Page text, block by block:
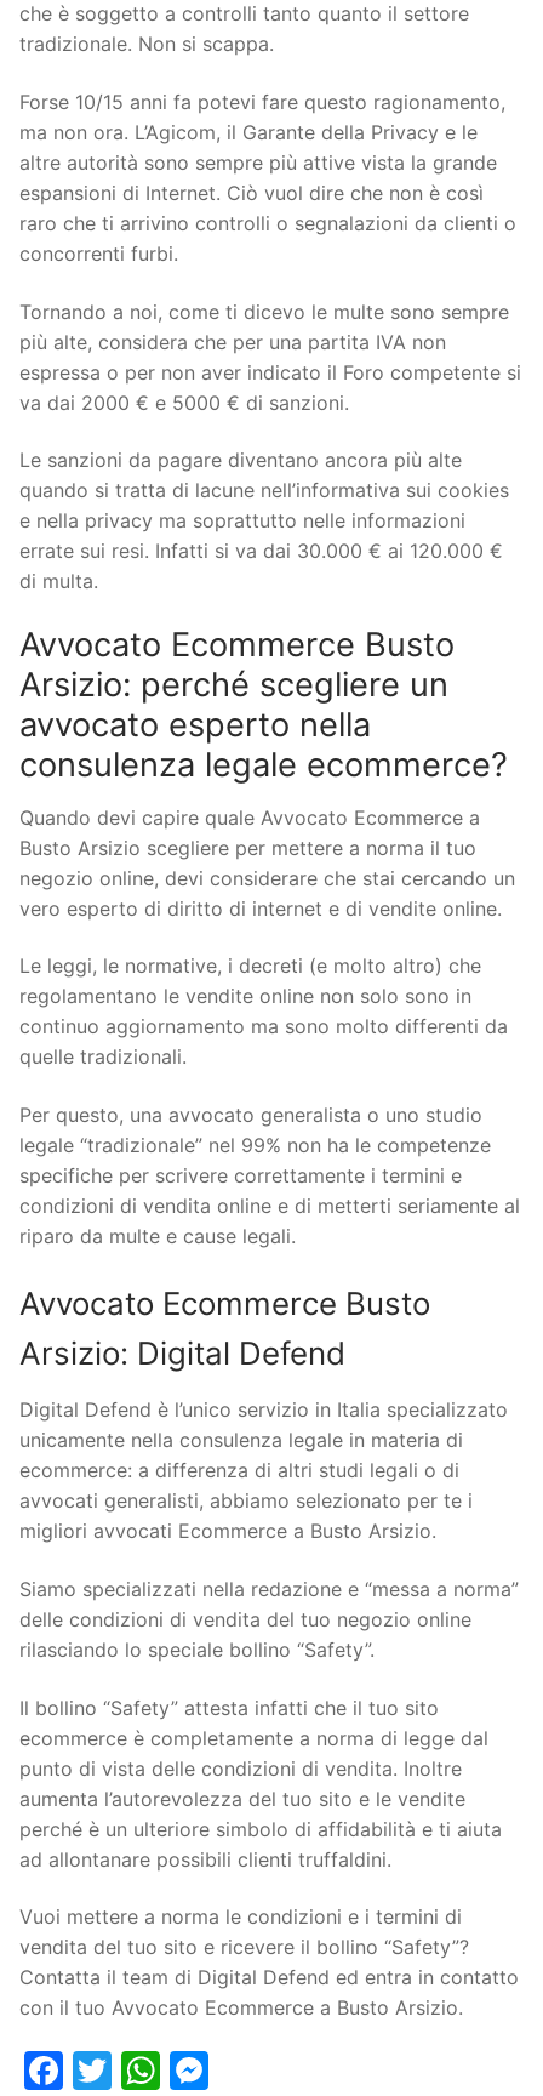
che è soggetto a controlli tanto quanto il settore
tradizionale. Non si scappa.
Forse 10/15 anni fa potevi fare questo ragionamento,
ma non ora. L’Agicom, il Garante della Privacy e le
altre autorità sono sempre più attive vista la grande
espansioni di Internet. Ciò vuol dire che non è così
raro che ti arrivino controlli o segnalazioni da clienti o
concorrenti furbi.
Tornando a noi, come ti dicevo le multe sono sempre
più alte, considera che per una partita IVA non
espressa o per non aver indicato il Foro competente si
va dai 2000 € e 5000 € di sanzioni.
Le sanzioni da pagare diventano ancora più alte
quando si tratta di lacune nell’informativa sui cookies
e nella privacy ma soprattutto nelle informazioni
errate sui resi. Infatti si va dai 30.000 € ai 120.000 €
di multa.
Avvocato Ecommerce Busto
Arsizio: perché scegliere un
avvocato esperto nella
consulenza legale ecommerce?
Quando devi capire quale Avvocato Ecommerce a
Busto Arsizio scegliere per mettere a norma il tuo
negozio online, devi considerare che stai cercando un
vero esperto di diritto di internet e di vendite online.
Le leggi, le normative, i decreti (e molto altro) che
regolamentano le vendite online non solo sono in
continuo aggiornamento ma sono molto differenti da
quelle tradizionali.
Per questo, una avvocato generalista o uno studio
legale “tradizionale” nel 99% non ha le competenze
specifiche per scrivere correttamente i termini e
condizioni di vendita online e di metterti seriamente al
riparo da multe e cause legali.
Avvocato Ecommerce Busto
Arsizio: Digital Defend
Digital Defend è l’unico servizio in Italia specializzato
unicamente nella consulenza legale in materia di
ecommerce: a differenza di altri studi legali o di
avvocati generalisti, abbiamo selezionato per te i
migliori avvocati Ecommerce a Busto Arsizio.
Siamo specializzati nella redazione e “messa a norma”
delle condizioni di vendita del tuo negozio online
rilasciando lo speciale bollino “Safety”.
Il bollino “Safety” attesta infatti che il tuo sito
ecommerce è completamente a norma di legge dal
punto di vista delle condizioni di vendita. Inoltre
aumenta l’autorevolezza del tuo sito e le vendite
perché è un ulteriore simbolo di affidabilità e ti aiuta
ad allontanare possibili clienti truffaldini.
Vuoi mettere a norma le condizioni e i termini di
vendita del tuo sito e ricevere il bollino “Safety”?
Contatta il team di Digital Defend ed entra in contatto
con il tuo Avvocato Ecommerce a Busto Arsizio.
Facebook
TwitterWhatsApp